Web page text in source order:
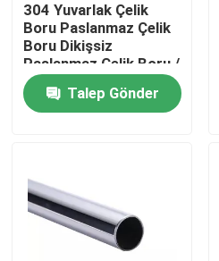
Ürün:% s
304 Yuvarlak Çelik
Boru Paslanmaz Çelik
Boru Dikişsiz
Paslanmaz Çelik Boru /
Tüp
Talep Gönder